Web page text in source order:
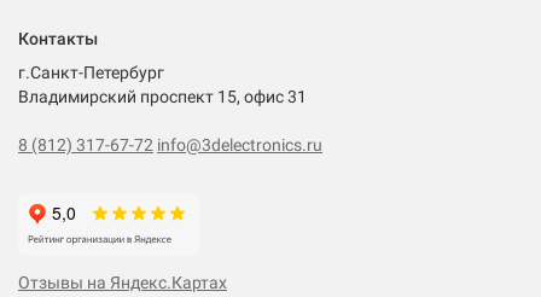
Контакты
г.Санкт-Петербург
Владимирский проспект 15, офис 31
8 (812) 317-67-72 info@3delectronics.ru
Отзывы на Яндекс.Картах